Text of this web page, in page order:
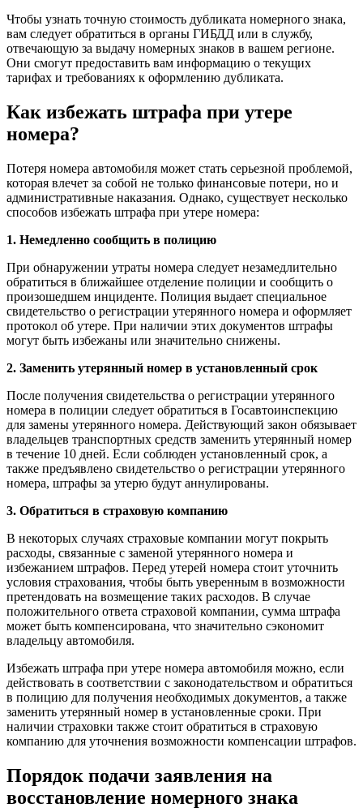
Чтобы узнать точную стоимость дубликата номерного знака,
вам следует обратиться в органы ГИБДД или в службу,
отвечающую за выдачу номерных знаков в вашем регионе.
Они смогут предоставить вам информацию о текущих
тарифах и требованиях к оформлению дубликата.
Как избежать штрафа при утере
номера?
Потеря номера автомобиля может стать серьезной проблемой,
которая влечет за собой не только финансовые потери, но и
административные наказания. Однако, существует несколько
способов избежать штрафа при утере номера:
1. Немедленно сообщить в полицию
При обнаружении утраты номера следует незамедлительно
обратиться в ближайшее отделение полиции и сообщить о
произошедшем инциденте. Полиция выдает специальное
свидетельство о регистрации утерянного номера и оформляет
протокол об утере. При наличии этих документов штрафы
могут быть избежаны или значительно снижены.
2. Заменить утерянный номер в установленный срок
После получения свидетельства о регистрации утерянного
номера в полиции следует обратиться в Госавтоинспекцию
для замены утерянного номера. Действующий закон обязывает
владельцев транспортных средств заменить утерянный номер
в течение 10 дней. Если соблюден установленный срок, а
также предъявлено свидетельство о регистрации утерянного
номера, штрафы за утерю будут аннулированы.
3. Обратиться в страховую компанию
В некоторых случаях страховые компании могут покрыть
расходы, связанные с заменой утерянного номера и
избежанием штрафов. Перед утерей номера стоит уточнить
условия страхования, чтобы быть уверенным в возможности
претендовать на возмещение таких расходов. В случае
положительного ответа страховой компании, сумма штрафа
может быть компенсирована, что значительно сэкономит
владельцу автомобиля.
Избежать штрафа при утере номера автомобиля можно, если
действовать в соответствии с законодательством и обратиться
в полицию для получения необходимых документов, а также
заменить утерянный номер в установленные сроки. При
наличии страховки также стоит обратиться в страховую
компанию для уточнения возможности компенсации штрафов.
Порядок подачи заявления на
восстановление номерного знака